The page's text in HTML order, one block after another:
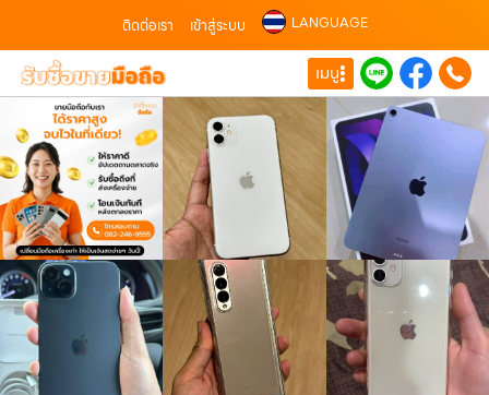
ติดต่อเรา เข้าสู่ระบบ LANGUAGE
เมนู